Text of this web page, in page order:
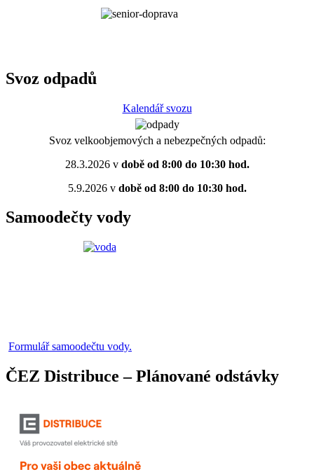
Svoz odpadů
Kalendář svozu
Svoz velkoobjemových a nebezpečných odpadů:
28.3.2026 vdobě od 8:00 do 10:30 hod.
5.9.2026 vdobě od 8:00 do 10:30 hod.
Samoodečty vody
Formulář samoodečtu vody.
ČEZ Distribuce – Plánované odstávky